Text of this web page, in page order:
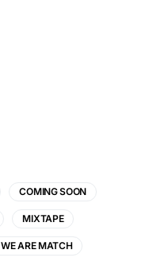
COMING SOON
MIXTAPE
WE ARE MATCH